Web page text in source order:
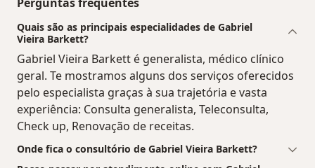
Quais são as principais especialidades de Gabriel
Vieira Barkett?
Gabriel Vieira Barkett é generalista, médico clínico
geral. Te mostramos alguns dos serviços oferecidos
pelo especialista graças à sua trajetória e vasta
experiência: Consulta generalista, Teleconsulta,
Check up, Renovação de receitas.
Onde fica o consultório de Gabriel Vieira Barkett?